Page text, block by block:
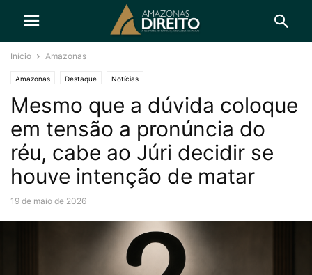
Início Amazonas
Amazonas Destaque Notícias
Mesmo que a dúvida coloque
em tensão a pronúncia do
réu, cabe ao Júri decidir se
houve intenção de matar
19 de maio de 2026